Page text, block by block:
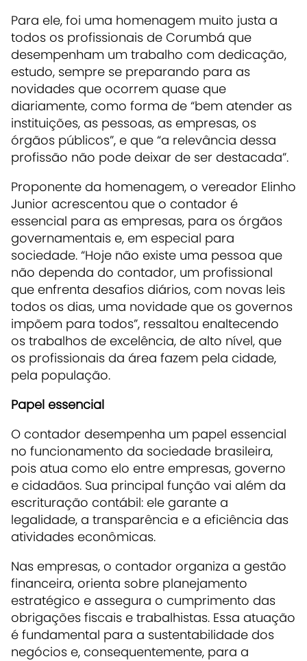
Para ele, foi uma homenagem muito justa a
todos os profissionais de Corumbá que
desempenham um trabalho com dedicação,
estudo, sempre se preparando para as
novidades que ocorrem quase que
diariamente, como forma de “bem atender as
instituições, as pessoas, as empresas, os
órgãos públicos”, e que “a relevância dessa
profissão não pode deixar de ser destacada”.
Proponente da homenagem, o vereador Elinho
Junior acrescentou que o contador é
essencial para as empresas, para os órgãos
governamentais e, em especial para
sociedade. “Hoje não existe uma pessoa que
não dependa do contador, um profissional
que enfrenta desafios diários, com novas leis
todos os dias, uma novidade que os governos
impõem para todos”, ressaltou enaltecendo
os trabalhos de excelência, de alto nível, que
os profissionais da área fazem pela cidade,
pela população.
Papel essencial
O contador desempenha um papel essencial
no funcionamento da sociedade brasileira,
pois atua como elo entre empresas, governo
e cidadãos. Sua principal função vai além da
escrituração contábil: ele garante a
legalidade, a transparência e a eficiência das
atividades econômicas.
Nas empresas, o contador organiza a gestão
financeira, orienta sobre planejamento
estratégico e assegura o cumprimento das
obrigações fiscais e trabalhistas. Essa atuação
é fundamental para a sustentabilidade dos
negócios e, consequentemente, para a